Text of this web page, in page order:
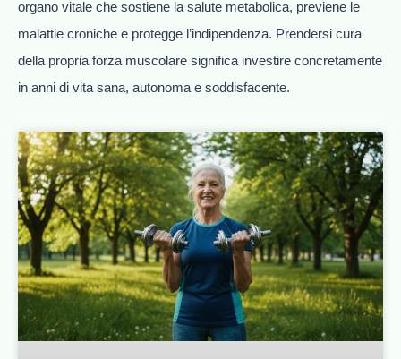
organo vitale che sostiene la salute metabolica, previene le
malattie croniche e protegge l’indipendenza. Prendersi cura
della propria forza muscolare significa investire concretamente
in anni di vita sana, autonoma e soddisfacente.